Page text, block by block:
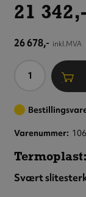
21 342,-
26 678,- inkl.MVA
Antall
Varenummer
Svært